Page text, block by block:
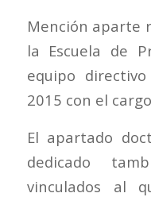
Mención aparte
la Escuela de
equipo
2015 con el
El apartado
dedicado
vinculados al